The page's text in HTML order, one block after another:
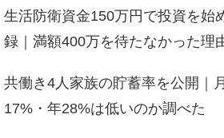
生活防衛資金150万円で投資を始
録｜満額400万を待たなかった理
共働き4人家族の貯蓄率を公開｜月
17%・年28%は低いのか調べた